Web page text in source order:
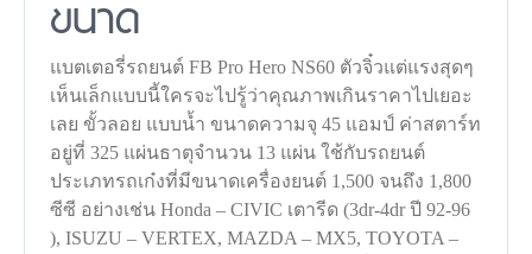
ขนาด
แบตเตอรี่รถยนต์ FB Pro Hero NS60 ตัวจิ๋วแต่แรงสุดๆ
เห็นเล็กแบบนี้ใครจะไปรู้ว่าคุณภาพเกินราคาไปเยอะ
เลย ขั้วลอย แบบน้ำ ขนาดความจุ 45 แอมป์ ค่าสตาร์ท
อยู่ที่ 325 แผ่นธาตุจำนวน 13 แผ่น ใช้กับรถยนต์
ประเภทรถเก๋งที่มีขนาดเครื่องยนต์ 1,500 จนถึง 1,800
ซีซี อย่างเช่น Honda – CIVIC เตารีด (3dr-4dr ปี 92-96
), ISUZU – VERTEX, MAZDA – MX5, TOYOTA –